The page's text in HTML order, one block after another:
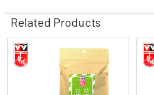
Related Products
Related
Products